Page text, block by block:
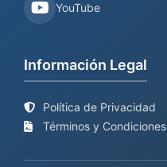
YouTube
Información Legal
Política de Privacidad
Términos y Condiciones